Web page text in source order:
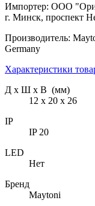
Импортер: ООО
г. Минск, проспект
Производитель:
Germany
Характеристики
Д х Ш х В (мм)
12 х 20 х 26
IP
IP 20
LED
Нет
Бренд
Maytoni